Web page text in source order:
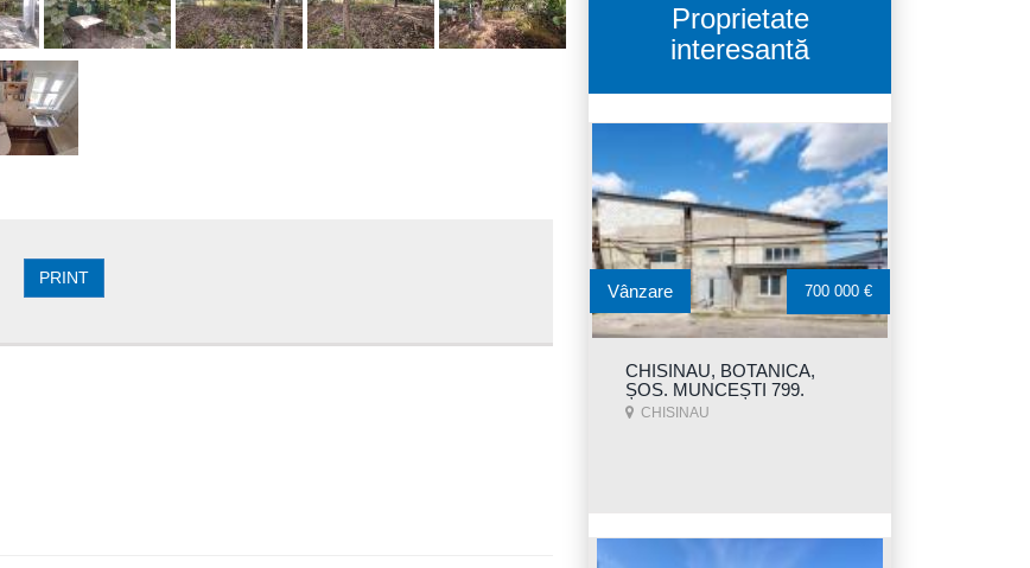
PRINT
Proprietate
interesantă
CHISINAU, BOTANICA,
ȘOS. MUNCEȘTI 799.
CHISINAU
Vânzare 700 000 €